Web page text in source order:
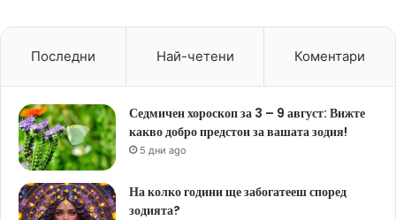
Последни Най-четени Коментари
Седмичен хороскоп за 3 – 9 август: Вижте
какво добро предстои за вашата зодия!
5 дни ago
На колко години ще забогатееш според
зодията?